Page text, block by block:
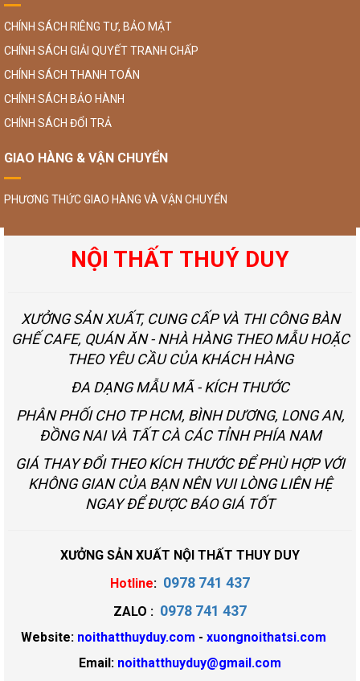
CHÍNH SÁCH RIÊNG TƯ, BẢO MẬT
CHÍNH SÁCH GIẢI QUYẾT TRANH CHẤP
CHÍNH SÁCH THANH TOÁN
CHÍNH SÁCH BẢO HÀNH
CHÍNH SÁCH ĐỔI TRẢ
GIAO HÀNG & VẬN CHUYỂN
PHƯƠNG THỨC GIAO HÀNG VÀ VẬN CHUYỂN
NỘI THẤT THUÝ DUY
XƯỞNG SẢN XUẤT, CUNG CẤP VÀ THI CÔNG BÀN
GHẾ CAFE, QUÁN ĂN - NHÀ HÀNG THEO MẪU HOẶC
THEO YÊU CẦU CỦA KHÁCH HÀNG
ĐA DẠNG MẪU MÃ - KÍCH THƯỚC
PHÂN PHỐI CHO TP HCM, BÌNH DƯƠNG, LONG AN,
ĐỒNG NAI VÀ TẤT CÀ CÁC TỈNH PHÍA NAM
GIÁ THAY ĐỔI THEO KÍCH THƯỚC ĐỂ PHÙ HỢP VỚI
KHÔNG GIAN CỦA BẠN NÊN VUI LÒNG LIÊN HỆ
NGAY ĐỂ ĐƯỢC BÁO GIÁ TỐT
XƯỞNG SẢN XUẤT NỘI THẤT THUY DUY
Hotline: 0978 741 437
ZALO : 0978 741 437
Website: noithatthuyduy.com - xuongnoithatsi.com
Email: noithatthuyduy@gmail.com